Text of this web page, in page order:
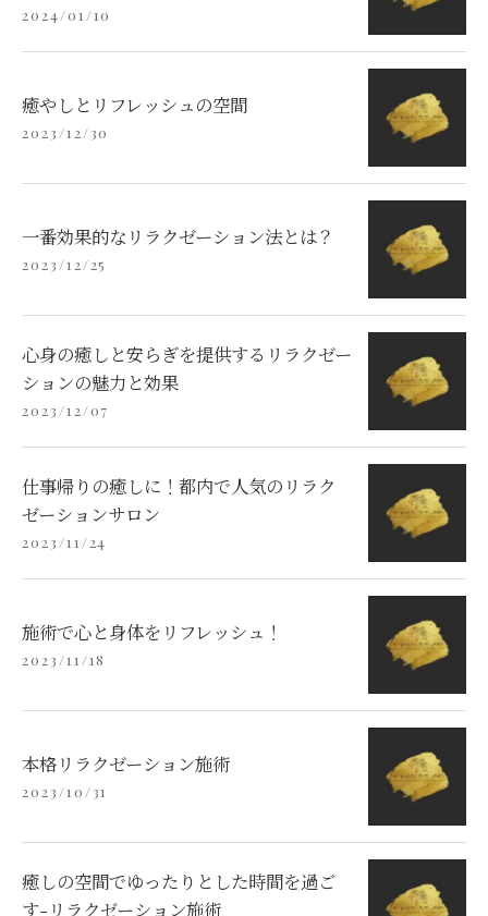
2024/01/10
癒やしとリフレッシュの空間
2023/12/30
一番効果的なリラクゼーション法とは？
2023/12/25
心身の癒しと安らぎを提供するリラクゼー
ションの魅力と効果
2023/12/07
仕事帰りの癒しに！都内で人気のリラク
ゼーションサロン
2023/11/24
施術で心と身体をリフレッシュ！
2023/11/18
本格リラクゼーション施術
2023/10/31
癒しの空間でゆったりとした時間を過ご
す-リラクゼーション施術